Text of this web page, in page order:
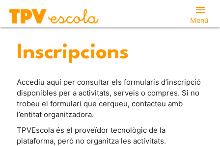
menu
Menú
Inscripcions
Accediu aquí per consultar els formularis d’inscripció
disponibles per a activitats, serveis o compres. Si no
trobeu el formulari que cerqueu, contacteu amb
l’entitat organitzadora.
TPVEscola és el proveïdor tecnològic de la
plataforma, però no organitza les activitats.